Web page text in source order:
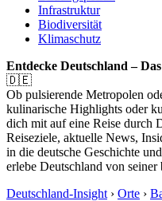
Infrastruktur
Biodiversität
Klimaschutz
Entdecke Deutschland –
🇩🇪
Ob pulsierende Metropolen
kulinarische Highlights oder
dich mit auf eine Reise durch
Reiseziele, aktuelle News,
in die deutsche Geschichte
erlebe Deutschland von seiner
Deutschland-Insight › Orte ›